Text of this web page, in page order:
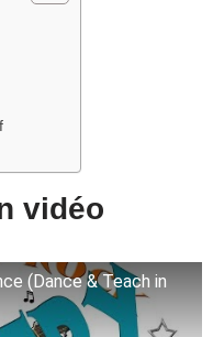
vidéo
(Dance & Teach in